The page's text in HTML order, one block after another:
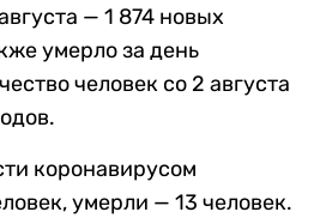
— 1 874 новых
умерло за день
человек со 2 августа
коронавирусом
умерли — 13 человек.